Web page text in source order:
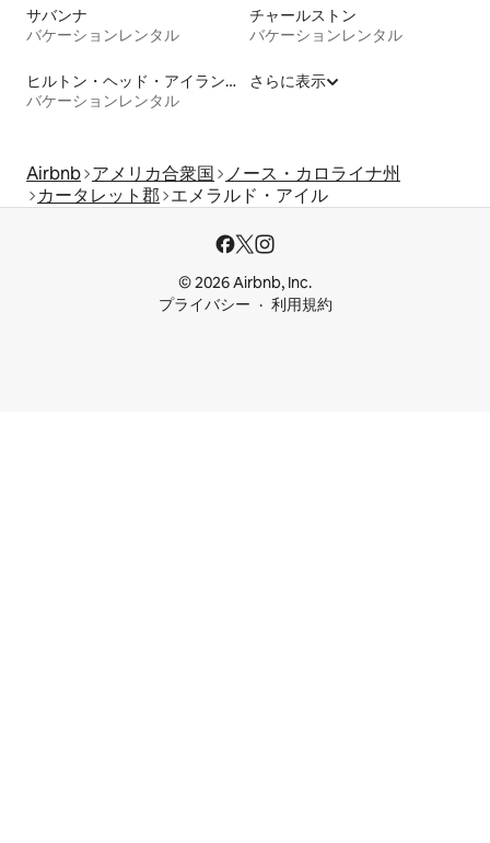
サバンナ
バケーションレンタル
チャールストン
バケーションレンタル
ヒルトン・ヘッド・アイランド
バケーションレンタル
さらに表示
Airbnb アメリカ合衆国
ノース・カロライナ州
カータレット郡 エメラルド・アイル
© 2026 Airbnb, Inc.
プライバシー
利用規約